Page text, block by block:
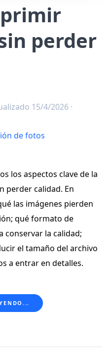
perder
15/4/2026 ·
de fotos
los aspectos clave de la
perder calidad. En
las imágenes pierden
qué formato de
conservar la calidad;
el tamaño del archivo
a entrar en detalles.